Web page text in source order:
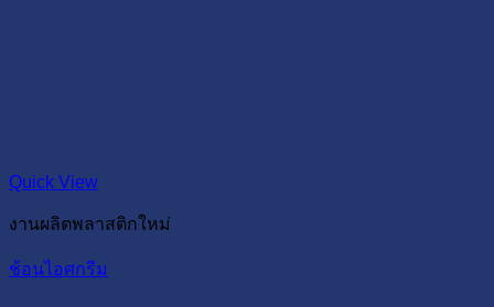
Quick View
งานผลิตพลาสติกใหม่
ช้อนไอศกรีม